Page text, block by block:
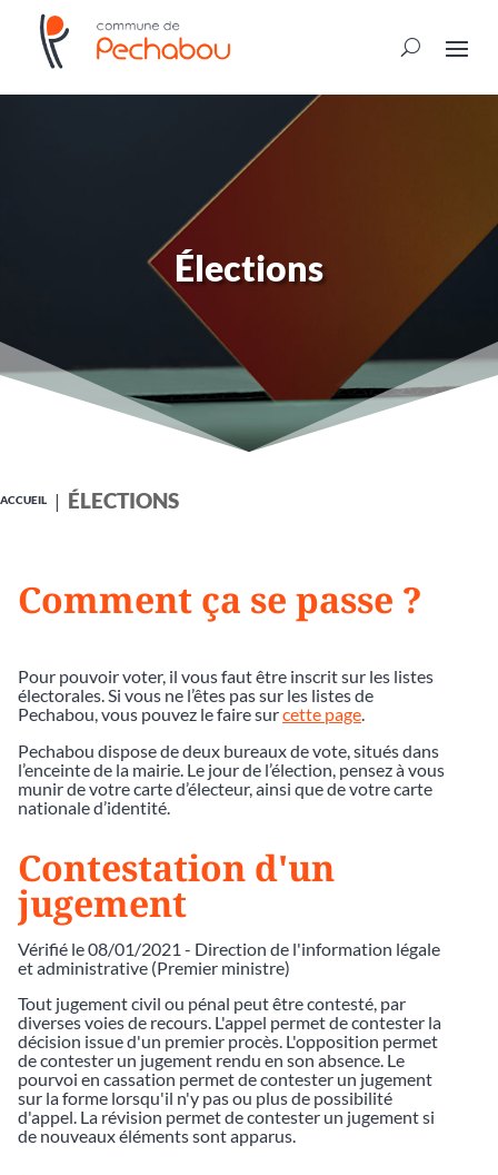
Élections
ACCUEIL ÉLECTIONS
Comment ça se passe ?
Pour pouvoir voter, il vous faut être inscrit sur les listes
électorales. Si vous ne l’êtes pas sur les listes de
Pechabou, vous pouvez le faire surcette page
Pechabou dispose de deux bureaux de vote, situés dans
l’enceinte de la mairie. Le jour de l’élection, pensez à vous
munir de votre carte d’électeur, ainsi que de votre carte
nationale d’identité.
Contestation d'un
jugement
Vérifié le 08/01/2021 - Direction de l'information légale
et administrative (Premier ministre)
Tout jugement civil ou pénal peut être contesté, par
diverses voies de recours. L'appel permet de contester la
décision issue d'un premier procès. L'opposition permet
de contester un jugement rendu en son absence. Le
pourvoi en cassation permet de contester un jugement
sur la forme lorsqu'il n'y pas ou plus de possibilité
d'appel. La révision permet de contester un jugement si
de nouveaux éléments sont apparus.